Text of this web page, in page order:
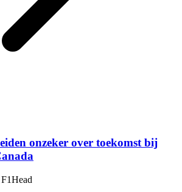
onzeker over toekomst bij
F1Head